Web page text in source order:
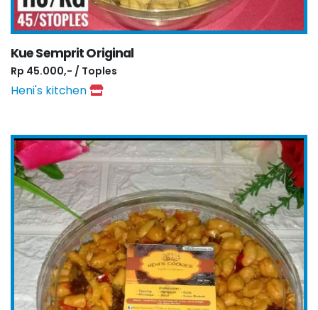
Kue Semprit Original
Rp 45.000,- / Toples
Heni's kitchen